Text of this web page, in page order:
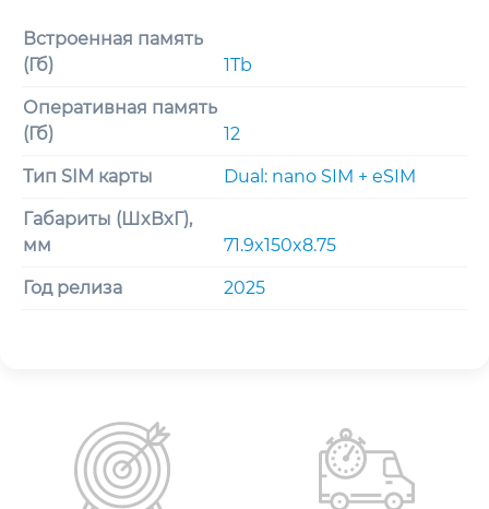
Встроенная память
(Гб)
1Tb
Оперативная память
(Гб)
12
Тип SIM карты Dual: nano SIM + eSIM
Габариты (ШxВxГ),
мм
71.9x150x8.75
Год релиза 2025